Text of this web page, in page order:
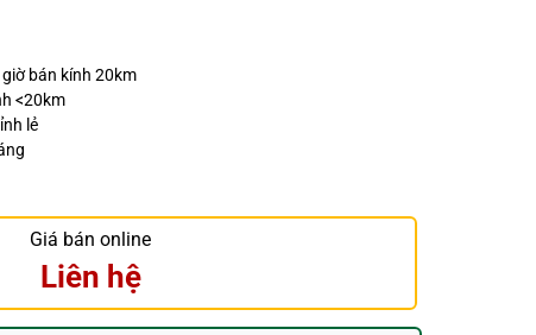
bán kính 20km
<20km
lẻ
Giá bán online
Liên hệ